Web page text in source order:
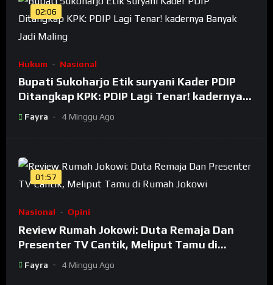
02:06
Hukum Nasional
Bupati Sukoharjo Etik suryani Kader PDIP
Ditangkap KPK: PDIP Lagi Tenar! kadernya
Banyak Jadi Maling
Fayra 4 Minggu Ago
01:57
Nasional Opini
Review Rumah Jokowi: Duta Remaja Dan
Presenter TV Cantik, Meliput Tamu di
Rumah Jokowi
Fayra 4 Minggu Ago